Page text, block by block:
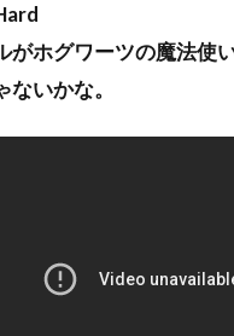
がホグワーツの魔法使
いかな。